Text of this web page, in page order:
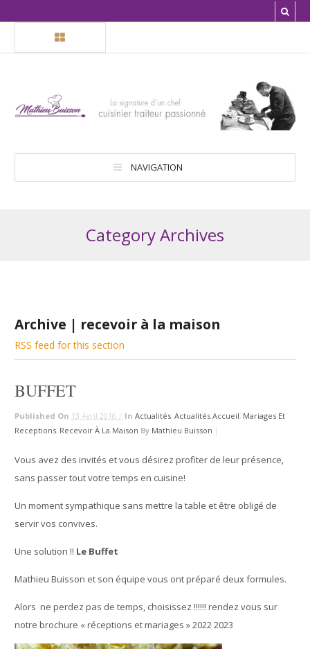
NAVIGATION
Category Archives
Archive | recevoir à la maison
RSS feed for this section
BUFFET
Published On 13 Avril 2016 | In Actualités ,Actualités Accueil Mariages Et
Receptions Recevoir À La Maison By Mathieu Buisson |
Vous avez des invités et vous désirez profiter de leur présence,
sans passer tout votre temps en cuisine!
Un moment sympathique sans mettre la table et être obligé de
servir vos convives.
Une solution !! Le Buffet
Mathieu Buisson et son équipe vous ont préparé deux formules.
Alors ne perdez pas de temps, choisissez !!!!!! rendez vous sur
notre brochure « réceptions et mariages » 2022 2023